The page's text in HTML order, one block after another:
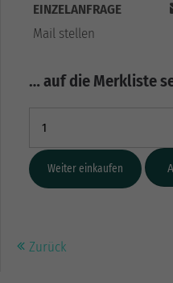
EINZELANFRAGE
Mail stellen
… auf die Merkliste
Weiter einkaufen
Zurück